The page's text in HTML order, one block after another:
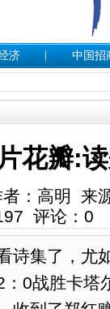
济 中国招
花瓣:
：高明 来
评论： 0
诗集了，尤
0战胜卡塔